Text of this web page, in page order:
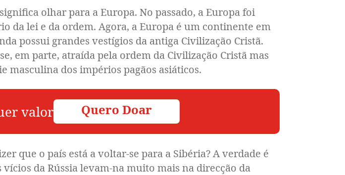
olhar para a Europa. No passado, a Europa foi
da lei e da ordem. Agora, a Europa é um continente em
possui grandes vestígios da antiga Civilização Cristã.
em parte, atraída pela ordem da Civilização Cristã mas
masculina dos impérios pagãos asiáticos.
valor Quero Doar
o país está a voltar-se para a Sibéria? A verdade é
da Rússia levam-na muito mais na direcção da